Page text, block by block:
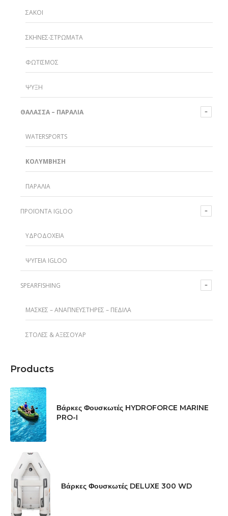
ΣΆΚΟΙ
ΣΚΗΝΈΣ-ΣΤΡΏΜΑΤΑ
ΦΩΤΙΣΜΌΣ
ΨΎΞΗ
ΘΆΛΑΣΣΑ – ΠΑΡΑΛΊΑ
WATERSPORTS
ΚΟΛΎΜΒΗΣΗ
ΠΑΡΑΛΊΑ
ΠΡΟΪΌΝΤΑ IGLOO
ΥΔΡΟΔΟΧΕΊΑ
ΨΥΓΕΊΑ IGLOO
SPEARFISHING
ΜΆΣΚΕΣ – ΑΝΑΠΝΕΥΣΤΉΡΕΣ – ΠΈΔΙΛΑ
ΣΤΟΛΈΣ & ΑΞΕΣΟΥΆΡ
Products
Βάρκες Φουσκωτές HYDROFORCE MARINE
PRO-I
Βάρκες Φουσκωτές DELUXE 300 WD